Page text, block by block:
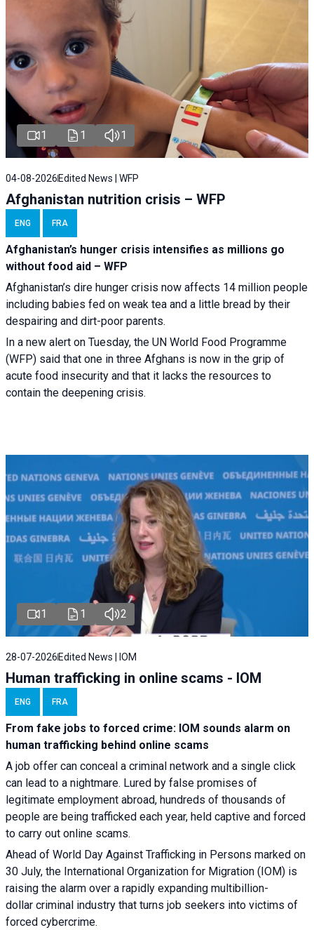
1 1 1
04-08-2026 Edited News | WFP
Afghanistan nutrition crisis – WFP
ENG FRA
Afghanistan’s hunger crisis intensifies as millions go
without food aid – WFP
Afghanistan’s dire hunger crisis now affects 14 million people
including babies fed on weak tea and a little bread by their
despairing and dirt-poor parents.
In a new alert on Tuesday, the UN World Food Programme
(WFP) said that one in three Afghans is now in the grip of
acute food insecurity and that it lacks the resources to
contain the deepening crisis.
1 1 2
28-07-2026 Edited News | IOM
Human trafficking in online scams - IOM
ENG FRA
From fake jobs to forced crime: IOM sounds alarm on
human trafficking behind online scams
A job offer can conceal a criminal network and a single click
can lead to a nightmare. Lured by false promises of
legitimate employment abroad, hundreds of thousands of
people are being trafficked each year, held captive and forced
to carry out online scams.
Ahead of World Day Against Trafficking in Persons marked on
30 July, the International Organization for Migration (IOM) is
raising the alarm over a rapidly expanding multibillion-
dollar criminal industry that turns job seekers into victims of
forced cybercrime.